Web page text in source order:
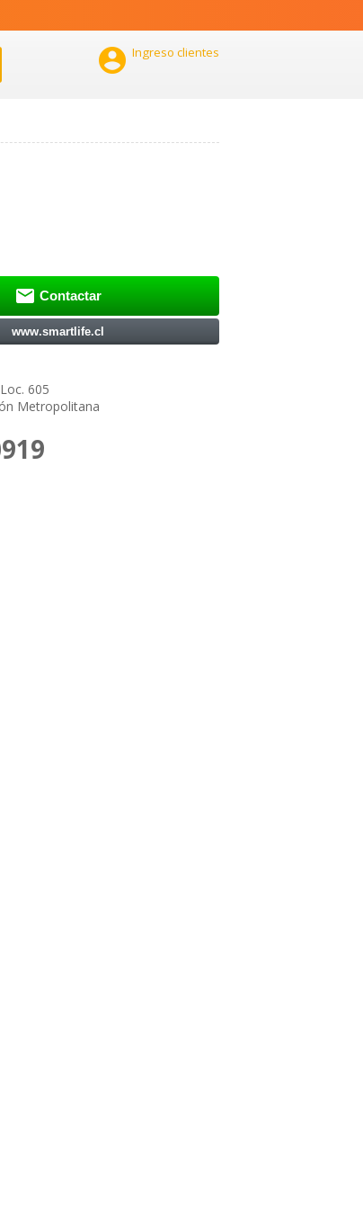
 Ingreso clientes
 Contactar
www.smartlife.cl
605
Metropolitana